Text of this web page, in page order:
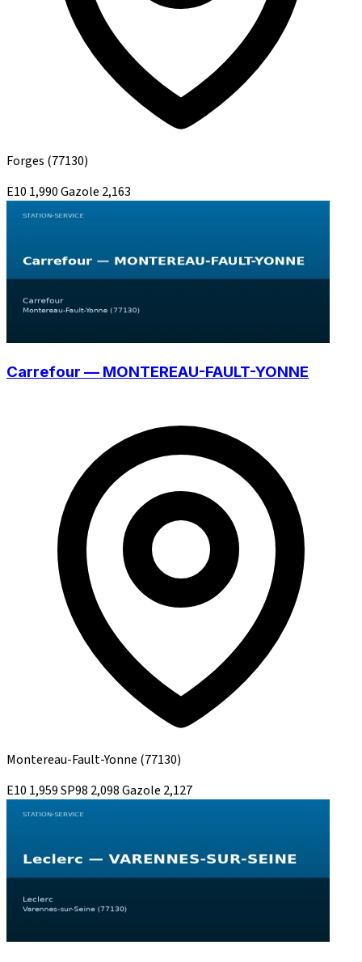
Forges (77130)
E10 1,990Gazole 2,163
Carrefour — MONTEREAU-FAULT-YONNE
Montereau-Fault-Yonne (77130)
E10 1,959SP98 2,098Gazole 2,127